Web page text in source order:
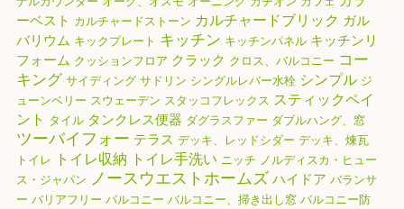
ーベスト カルチャードストーン カルチャードブリック ガル
バリウム キックプレート キッチン キッチンパネル キッチンリ
フォーム クッションフロア クラック クロス、バルコニー コー
キング サイディング サドリン シングルレバー水栓 シンプル ジ
ューンベリー スウェーデン スタッコフレックス スティックペイ
ント タイル タンクレス便器 ダグラスファー ダブルハング、窓
ツーバイフォー テラス デッキ、レッドシダー デッキ、煉瓦
トイレ トイレ収納 トイレ手洗い ニッチ ノルディスカ・ヒュー
ス・ジャパン ノースウエストホームズハイドア バランサ
ー バリアフリー バルコニー バルコニー、掃き出し窓 バルコニー防